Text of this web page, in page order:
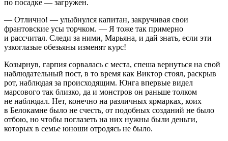
по посадке — загружен.
— Отлично! — улыбнулся капитан, закручивая свои
франтовские усы торчком. — Я тоже так примерно
и рассчитал. Следи за ними, Марьяна, и дай знать, если эти
узкоглазые обезьяны изменят курс!
Козырнув, гарпия сорвалась с места, спеша вернуться на свой
наблюдательный пост, в то время как Виктор стоял, раскрыв
рот, наблюдая за происходящим. Юнга впервые видел
марсового так близко, да и монстров он раньше толком
не наблюдал. Нет, конечно на различных ярмарках, коих
в Белокамне было не счесть, от подобных созданий не было
отбою, но чтобы поглазеть на них нужны были деньги,
которых в семье юноши отродясь не было.